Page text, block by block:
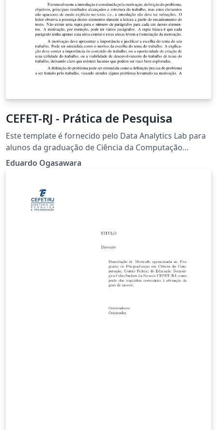
CEFET-RJ - Prática de Pesquisa
Este template é fornecido pelo Data Analytics Lab para
alunos da graduação de Ciência da Computação
realizarem o seu os trabalhos das disciplinas de
Mineração de Dados e Prática de Pesquisa. Ele também
formato da SBC.
Eduardo Ogasawara